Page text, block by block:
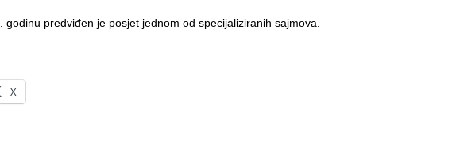
godinu predviđen je posjet jednom od specijaliziranih sajmova.
X